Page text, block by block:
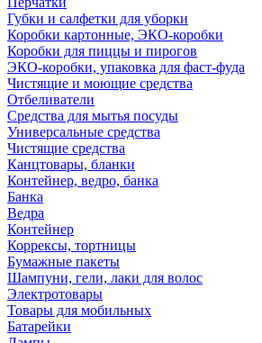
Губки и салфетки для уборки
Коробки картонные, ЭКО-коробки
Коробки для пиццы и пирогов
ЭКО-коробки, упаковка для фаст-фуда
Чистящие и моющие средства
Отбеливатели
Средства для мытья посуды
Универсальные средства
Чистящие средства
Канцтовары, бланки
Контейнер, ведро, банка
Банка
Ведра
Контейнер
Коррексы, тортницы
Бумажные пакеты
Шампуни, гели, лаки для волос
Электротовары
Товары для мобильных
Батарейки